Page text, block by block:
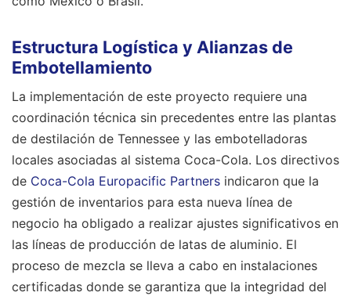
Estructura Logística y Alianzas de
Embotellamiento
La implementación de este proyecto requiere una
coordinación técnica sin precedentes entre las plantas
de destilación de Tennessee y las embotelladoras
locales asociadas al sistema Coca-Cola. Los directivos
de Coca-Cola Europacific Partners indicaron que la
gestión de inventarios para esta nueva línea de
negocio ha obligado a realizar ajustes significativos en
las líneas de producción de latas de aluminio. El
proceso de mezcla se lleva a cabo en instalaciones
certificadas donde se garantiza que la integridad del